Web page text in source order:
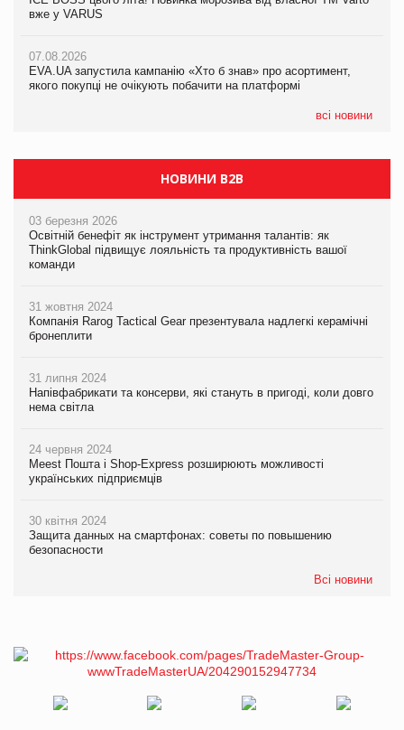
вже у VARUS
07.08.2026
EVA.UA запустила кампанію «Хто б знав» про асортимент,
якого покупці не очікують побачити на платформі
всі новини
вже у VARUS
07.08.2026
EVA.UA запустила кампанію «Хто б знав» про асортимент,
якого покупці не очікують побачити на платформі
НОВИНИ B2B
03 березня 2026
Освітній бенефіт як інструмент утримання талантів: як
ThinkGlobal підвищує лояльність та продуктивність вашої
команди
31 жовтня 2024
Компанія Rarog Tactical Gear презентувала надлегкі керамічні
бронеплити
31 липня 2024
Напівфабрикати та консерви, які стануть в пригоді, коли довго
нема світла
24 червня 2024
Meest Пошта і Shop-Express розширюють можливості
українських підприємців
30 квітня 2024
Защита данных на смартфонах: советы по повышению
безопасности
Всі новини